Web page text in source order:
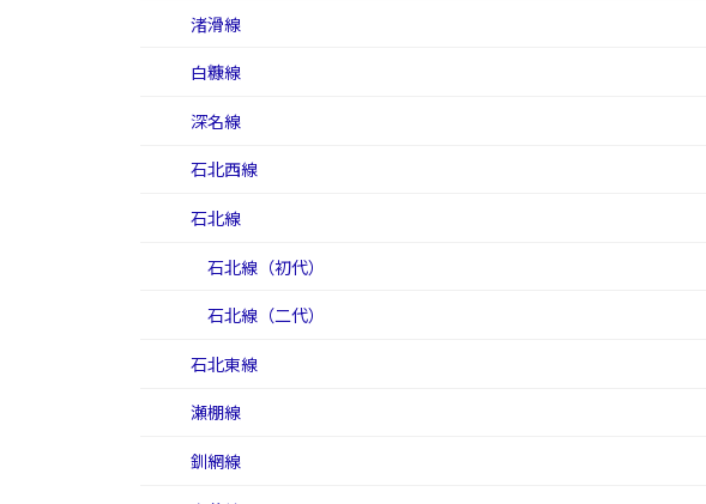
渚滑線
白糠線
深名線
石北西線
石北線
石北線（初代）
石北線（二代）
石北東線
瀬棚線
釧網線